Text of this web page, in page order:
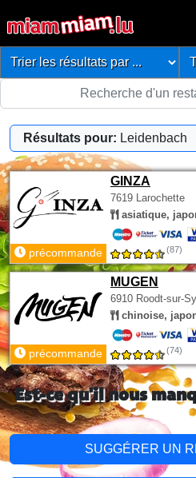
Résultats pour: Leidenbach
GINZA
7619 Larochette
asiatique,
précommande (87)
MUGEN
6910 Roodt-sur-
chinoise,
précommande (74)
Est-ce qu'il nous
SUGGÉRER UN